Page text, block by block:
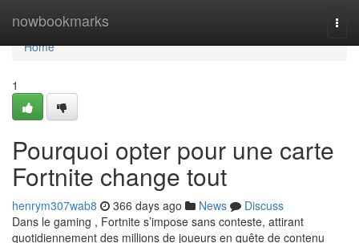
nowbookmarks
Home
Home
1
Pourquoi opter pour une carte
Fortnite change tout
henrym307wab8 366 days ago News
Discuss
Dans le gaming , Fortnite s’impose sans conteste, attirant
quotidiennement des millions de joueurs en quête de contenu